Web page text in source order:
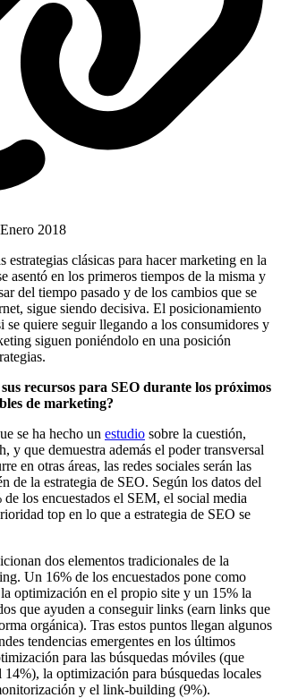
2018
estrategias clásicas para hacer marketing en la
asentó en los primeros tiempos de la misma y
del tiempo pasado y de los cambios que se
sigue siendo decisiva. El posicionamiento
se quiere seguir llegando a los consumidores y
siguen poniéndolo en una posición
recursos para SEO durante los próximos
de marketing?
se ha hecho un estudio sobre la cuestión,
y que demuestra además el poder transversal
en otras áreas, las redes sociales serán las
de la estrategia de SEO. Según los datos del
los encuestados el SEM, el social media
top en lo que a estrategia de SEO se
dos elementos tradicionales de la
Un 16% de los encuestados pone como
optimización en el propio site y un 15% la
que ayuden a conseguir links (earn links que
orgánica). Tras estos puntos llegan algunos
tendencias emergentes en los últimos
para las búsquedas móviles (que
14%), la optimización para búsquedas locales
y el link-building (9%).